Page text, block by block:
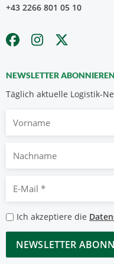
+43 2266 801 05 10
NEWSLETTER ABONNIEREN
Täglich aktuelle Logistik-
Nachname
Mail
*
*
Ich akzeptiere die
CAPTCHA